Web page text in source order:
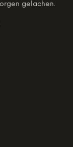
gelachen.